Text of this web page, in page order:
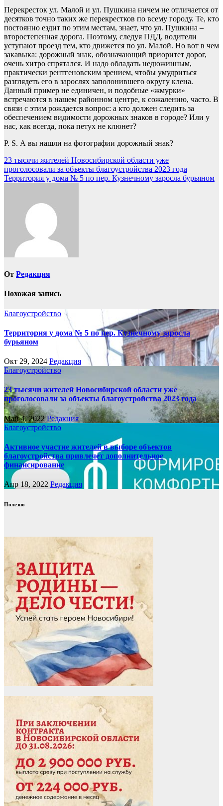
Перекресток ул. Малой и ул. Пушкина ничем не отличается от
десятков точно таких же перекрестков по всему городу. Те, кто
постоянно ездит по этим местам, знает, что ул. Пушкина –
второстепенная дорога. Поэтому, следуя ПДД, водители
уступают проезд тем, кто движется по ул. Малой. Но вот в чем
закавыка: дорожный знак, обозначающий приоритет дорог,
очень хитро спрятался. И надо обладать недюжинным,
практически рентгеновским зрением, чтобы умудриться
разглядеть его в зарослях заполонившего округу клена.
Данный пример не единичен, и подобные «жмурки»
встречаются в нашем районном центре, к сожалению, часто. В
связи с этим рождается вопрос: а кто должен следить за
обеспечением видимости дорожных знаков в городе? Или у
нас, как всегда, пока петух не клюнет?
P. S. А вы нашли на фотографии дорожный знак?
Навигация
по
23 тысячи жителей Новосибирской области уже
проголосовали за объекты благоустройства 2023 года
Территория у дома № 5 по пер. Кузнечному заросла бурьяном
От Редакция
Похожая запись
Благоустройство
Территория у дома № 5 по пер. Кузнечному заросла
бурьяном
Окт 29, 2024 Редакция
Благоустройство
23 тысячи жителей Новосибирской области уже
проголосовали за объекты благоустройства 2023 года
Май 4, 2022Редакция
Благоустройство
Активное участие жителей в выборе объектов
благоустройства привлечет дополнительное
финансирование
Апр 18, 2022 Редакция
Полезно